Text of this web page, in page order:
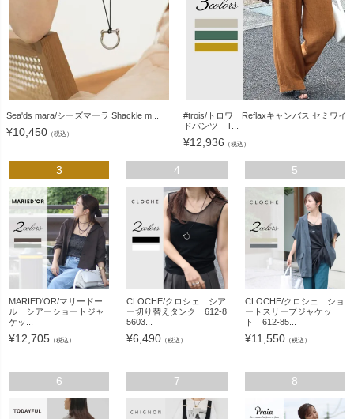
Sea'ds mara/シーズマーラ Shackle m...
¥10,450 （税込）
#trois/トロワ Reflaxキャンバス セミワイ
ドパンツ T...
¥12,936 （税込）
3
MARIED'OR/マリードー
ル シアーショートジャ
ケッ...
¥12,705 （税込）
4
CLOCHE/クロシェ シア
ー切り替えタンク 612-8
5603...
¥6,490 （税込）
5
CLOCHE/クロシェ ショ
ートスリーブジャケッ
ト 612-85...
¥11,550（税込）
6 7 8